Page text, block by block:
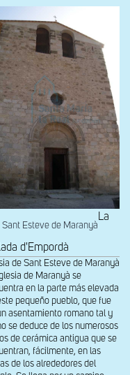
Sant Esteve de Maranyà
La
d'Empordà
de Sant Esteve de Maranyà
de Maranyà se
en la parte más elevada
pequeño pueblo, que fue
asentamiento romano tal y
se deduce de los numerosos
de cerámica antigua que se
fácilmente, en las
de los alrededores del